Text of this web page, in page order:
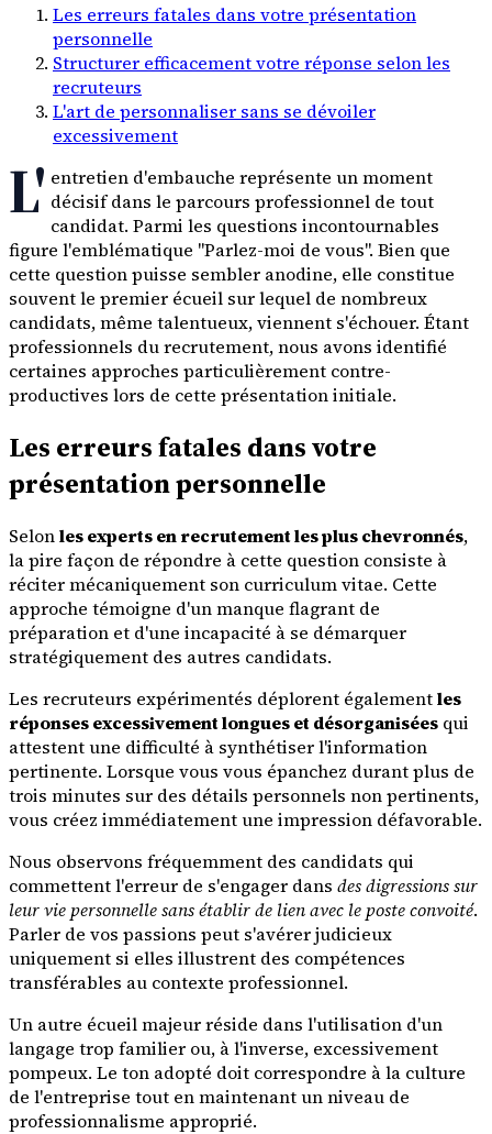
Les erreurs fatales dans votre présentation
personnelle
Structurer efficacement votre réponse selon les
recruteurs
L'art de personnaliser sans se dévoiler
excessivement
L' entretien d'embauche représente un moment
décisif dans le parcours professionnel de tout
candidat. Parmi les questions incontournables
figure l'emblématique "Parlez-moi de vous". Bien que
cette question puisse sembler anodine, elle constitue
souvent le premier écueil sur lequel de nombreux
candidats, même talentueux, viennent s'échouer. Étant
professionnels du recrutement, nous avons identifié
certaines approches particulièrement contre-
productives lors de cette présentation initiale.
Les erreurs fatales dans votre
présentation personnelle
Selonles experts en recrutement les plus chevronnés,
la pire façon de répondre à cette question consiste à
réciter mécaniquement son curriculum vitae. Cette
approche témoigne d'un manque flagrant de
préparation et d'une incapacité à se démarquer
stratégiquement des autres candidats.
Les recruteurs expérimentés déplorent égalementles
réponses excessivement longues et désorganisées qui
attestent une difficulté à synthétiser l'information
pertinente. Lorsque vous vous épanchez durant plus de
trois minutes sur des détails personnels non pertinents,
vous créez immédiatement une impression défavorable.
Nous observons fréquemment des candidats qui
commettent l'erreur de s'engager dans des digressions sur
leur vie personnelle sans établir de lien avec le poste convoité.
Parler de vos passions peut s'avérer judicieux
uniquement si elles illustrent des compétences
transférables au contexte professionnel.
Un autre écueil majeur réside dans l'utilisation d'un
langage trop familier ou, à l'inverse, excessivement
pompeux. Le ton adopté doit correspondre à la culture
de l'entreprise tout en maintenant un niveau de
professionnalisme approprié.